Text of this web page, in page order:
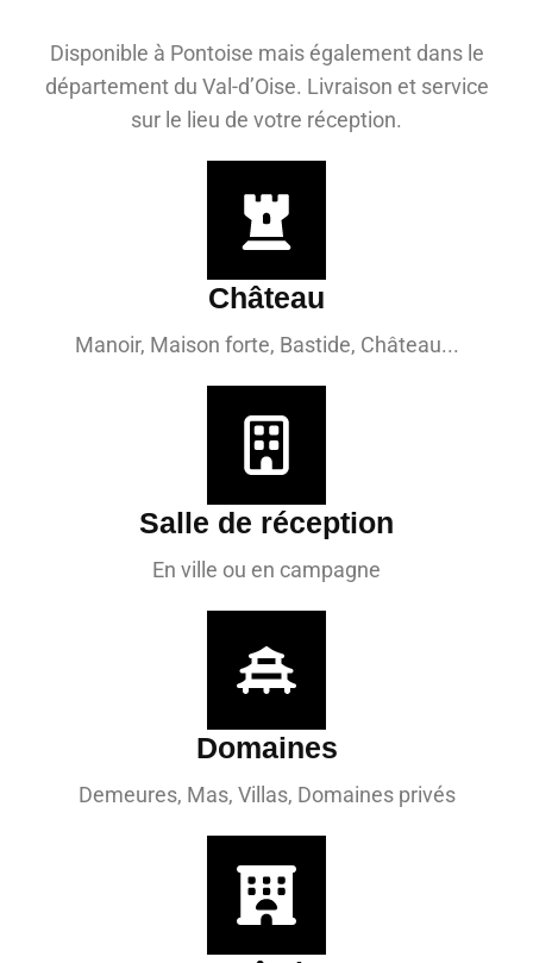
Disponible à Pontoise mais également dans le
département du Val-d’Oise. Livraison et service
sur le lieu de votre réception.
Château
Manoir, Maison forte, Bastide, Château...
Salle de réception
En ville ou en campagne
Domaines
Demeures, Mas, Villas, Domaines privés